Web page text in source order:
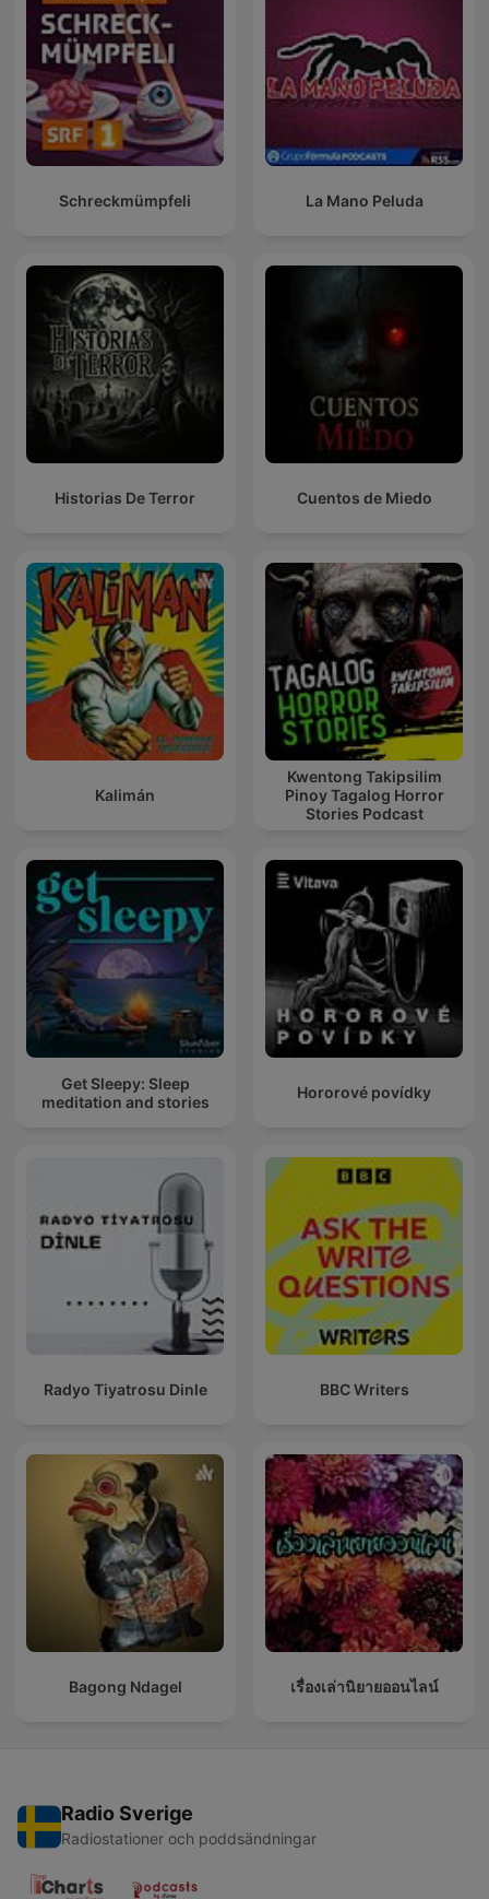
Schreckmümpfeli La Mano Peluda
Historias De Terror Cuentos de Miedo
Kalimán
Kwentong Takipsilim
Pinoy Tagalog Horror
Stories Podcast
Get Sleepy: Sleep
meditation and stories
Hororové povídky
Radyo Tiyatrosu Dinle BBC Writers
Bagong Ndagel เรื่องเล่านิยายออนไลน์
Radio Sverige
Radiostationer och poddsändningar